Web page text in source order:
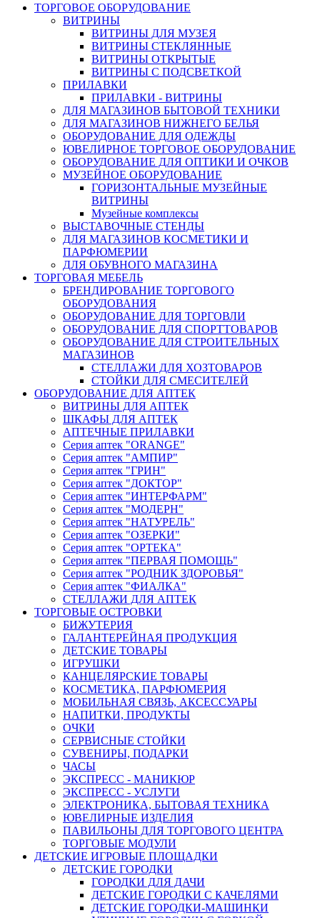
ТОРГОВОЕ ОБОРУДОВАНИЕ
ВИТРИНЫ
ВИТРИНЫ ДЛЯ МУЗЕЯ
ВИТРИНЫ СТЕКЛЯННЫЕ
ВИТРИНЫ ОТКРЫТЫЕ
ВИТРИНЫ С ПОДСВЕТКОЙ
ПРИЛАВКИ
ПРИЛАВКИ - ВИТРИНЫ
ДЛЯ МАГАЗИНОВ БЫТОВОЙ ТЕХНИКИ
ДЛЯ МАГАЗИНОВ НИЖНЕГО БЕЛЬЯ
ОБОРУДОВАНИЕ ДЛЯ ОДЕЖДЫ
ЮВЕЛИРНОЕ ТОРГОВОЕ ОБОРУДОВАНИЕ
ОБОРУДОВАНИЕ ДЛЯ ОПТИКИ И ОЧКОВ
МУЗЕЙНОЕ ОБОРУДОВАНИЕ
ГОРИЗОНТАЛЬНЫЕ МУЗЕЙНЫЕ
ВИТРИНЫ
Музейные комплексы
ВЫСТАВОЧНЫЕ СТЕНДЫ
ДЛЯ МАГАЗИНОВ КОСМЕТИКИ И
ПАРФЮМЕРИИ
ДЛЯ ОБУВНОГО МАГАЗИНА
ТОРГОВАЯ МЕБЕЛЬ
БРЕНДИРОВАНИЕ ТОРГОВОГО
ОБОРУДОВАНИЯ
ОБОРУДОВАНИЕ ДЛЯ ТОРГОВЛИ
ОБОРУДОВАНИЕ ДЛЯ СПОРТТОВАРОВ
ОБОРУДОВАНИЕ ДЛЯ СТРОИТЕЛЬНЫХ
МАГАЗИНОВ
СТЕЛЛАЖИ ДЛЯ ХОЗТОВАРОВ
СТОЙКИ ДЛЯ СМЕСИТЕЛЕЙ
ОБОРУДОВАНИЕ ДЛЯ АПТЕК
ВИТРИНЫ ДЛЯ АПТЕК
ШКАФЫ ДЛЯ АПТЕК
АПТЕЧНЫЕ ПРИЛАВКИ
Серия аптек "ORANGE"
Серия аптек "АМПИР"
Серия аптек "ГРИН"
Серия аптек "ДОКТОР"
Серия аптек "ИНТЕРФАРМ"
Серия аптек "МОДЕРН"
Серия аптек "НАТУРЕЛЬ"
Серия аптек "ОЗЕРКИ"
Серия аптек "ОРТЕКА"
Серия аптек "ПЕРВАЯ ПОМОЩЬ"
Серия аптек "РОДНИК ЗДОРОВЬЯ"
Серия аптек "ФИАЛКА"
СТЕЛЛАЖИ ДЛЯ АПТЕК
ТОРГОВЫЕ ОСТРОВКИ
БИЖУТЕРИЯ
ГАЛАНТЕРЕЙНАЯ ПРОДУКЦИЯ
ДЕТСКИЕ ТОВАРЫ
ИГРУШКИ
КАНЦЕЛЯРСКИЕ ТОВАРЫ
КОСМЕТИКА, ПАРФЮМЕРИЯ
МОБИЛЬНАЯ СВЯЗЬ, АКСЕССУАРЫ
НАПИТКИ, ПРОДУКТЫ
ОЧКИ
СЕРВИСНЫЕ СТОЙКИ
СУВЕНИРЫ, ПОДАРКИ
ЧАСЫ
ЭКСПРЕСС - МАНИКЮР
ЭКСПРЕСС - УСЛУГИ
ЭЛЕКТРОНИКА, БЫТОВАЯ ТЕХНИКА
ЮВЕЛИРНЫЕ ИЗДЕЛИЯ
ПАВИЛЬОНЫ ДЛЯ ТОРГОВОГО ЦЕНТРА
ТОРГОВЫЕ МОДУЛИ
ДЕТСКИЕ ИГРОВЫЕ ПЛОЩАДКИ
ДЕТСКИЕ ГОРОДКИ
ГОРОДКИ ДЛЯ ДАЧИ
ДЕТСКИЕ ГОРОДКИ С КАЧЕЛЯМИ
ДЕТСКИЕ ГОРОДКИ-МАШИНКИ